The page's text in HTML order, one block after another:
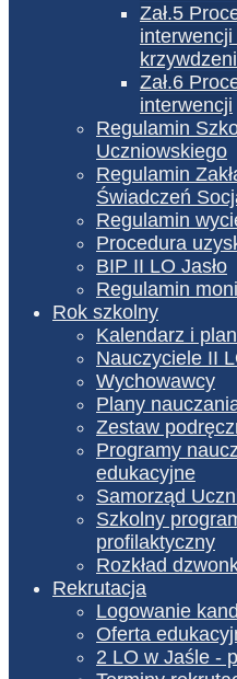
Zał.5
Zał.6
interwencji
Regulamin
Uczniowskiego
Regulamin
Świadczeń
Regulamin
Procedura
BIP II LO Jasło
Regulamin
Rok szkolny
Kalendarz i
Nauczyciele II
Wychowawcy
Plany
Zestaw
Programy
edukacyjne
Samorząd
Szkolny
profilaktyczny
Rozkład
Rekrutacja
Logowanie
Oferta
2 LO w Jaśle -